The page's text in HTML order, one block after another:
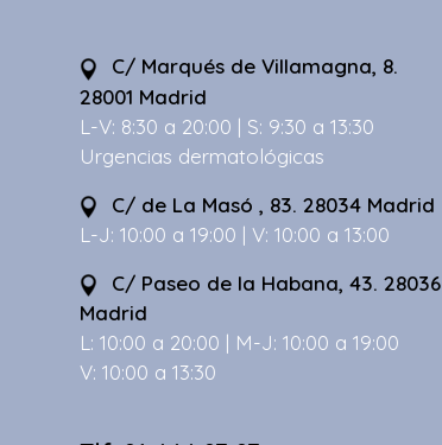
C/ Marqués de Villamagna, 8.
28001 Madrid
L-V: 8:30 a 20:00 | S: 9:30 a 13:30
Urgencias dermatológicas
C/ de La Masó , 83. 28034 Madrid
L-J: 10:00 a 19:00 | V: 10:00 a 13:00
C/ Paseo de la Habana, 43. 28036
Madrid
L: 10:00 a 20:00 | M-J: 10:00 a 19:00
V: 10:00 a 13:30